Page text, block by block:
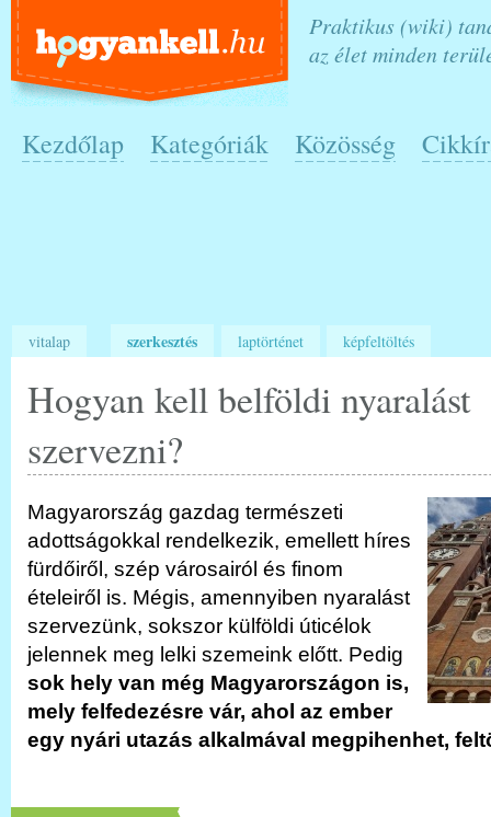
Praktikus (wiki)
az élet minden
Kezdőlap Kategóriák Közösség
vitalap szerkesztés laptörténet képfeltöltés
Hogyan kell belföldi nyaralást
szervezni?
Magyarország gazdag természeti
adottságokkal rendelkezik, emellett híres
fürdőiről, szép városairól és finom
ételeiről is. Mégis, amennyiben nyaralást
szervezünk, sokszor külföldi úticélok
jelennek meg lelki szemeink előtt. Pedig
sok hely van még Magyarországon is,
mely felfedezésre vár, ahol az ember
egy nyári utazás alkalmával megpihenhet,